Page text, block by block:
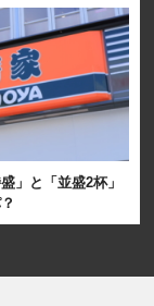
」と「並盛2杯」